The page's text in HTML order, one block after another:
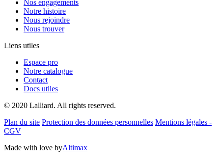
Nos engagements
Notre histoire
Nous rejoindre
Nous trouver
Liens utiles
Espace pro
Notre catalogue
Contact
Docs utiles
© 2020 Lalliard. All rights reserved.
Plan du site Protection des données personnelles Mentions légales -
CGV
Made with love byAltimax